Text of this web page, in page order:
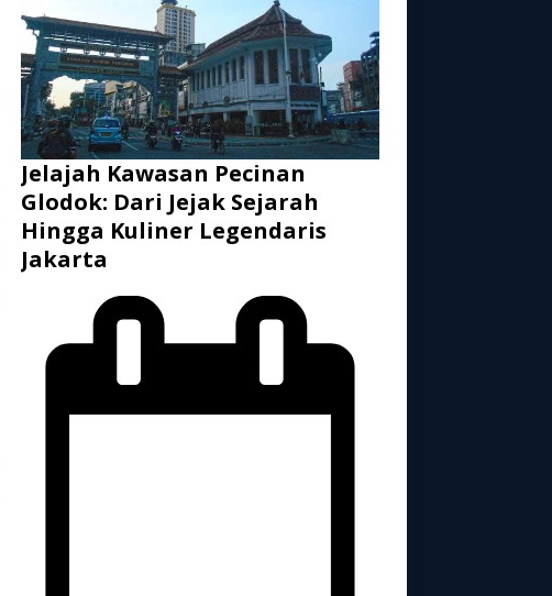
Jelajah Kawasan Pecinan
Glodok: Dari Jejak Sejarah
Hingga Kuliner Legendaris
Jakarta